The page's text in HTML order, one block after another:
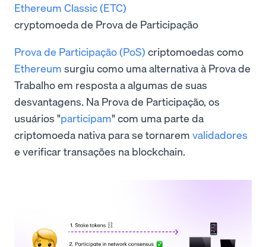
Ethereum Classic (ETC)
cryptomoeda de Prova de Participação
Prova de Participação (PoS) criptomoedas como
Ethereum surgiu como uma alternativa à Prova de
Trabalho em resposta a algumas de suas
desvantagens. Na Prova de Participação, os
usuários "participam" com uma parte da
criptomoeda nativa para se tornarem validadores
e verificar transações na blockchain.